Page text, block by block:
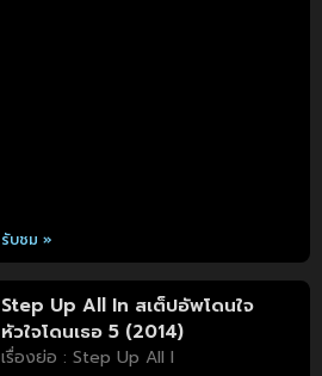
รับชม »
Step Up All In สเต็ปอัพโดนใจ
หัวใจโดนเธอ 5 (2014)
เรื่องย่อ : Step Up All I